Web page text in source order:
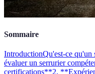
Sommaire
IntroductionQu'est-ce qu'un
évaluer un serrurier
certifications**2.